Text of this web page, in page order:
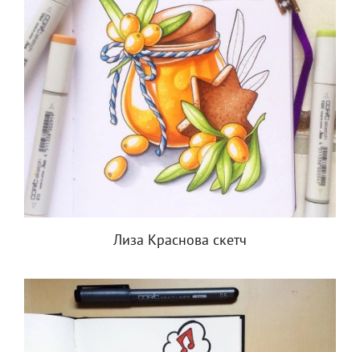
Лиза Краснова скетч